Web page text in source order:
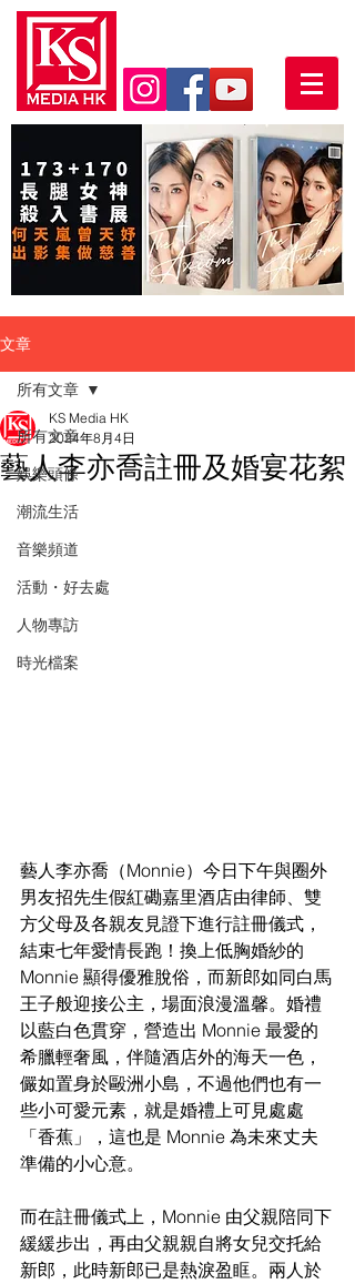
文章
所有文章
娛樂頭條
潮流生活
音樂頻道
活動・好去處
人物專訪
時光檔案
所有文章
藝人李亦喬註冊及婚宴花絮
KS Media HK
2024年8月4日
藝人李亦喬（Monnie）今日下午與圈外
男友招先生假紅磡嘉里酒店由律師、雙
方父母及各親友見證下進行註冊儀式，
結束七年愛情長跑！換上低胸婚紗的
Monnie 顯得優雅脫俗，而新郎如同白馬
王子般迎接公主，場面浪漫溫馨。婚禮
以藍白色貫穿，營造出 Monnie 最愛的
希臘輕奢風，伴隨酒店外的海天一色，
儼如置身於毆洲小島，不過他們也有一
些小可愛元素，就是婚禮上可見處處
「香蕉」，這也是 Monnie 為未來丈夫
準備的小心意。
而在註冊儀式上，Monnie 由父親陪同下
緩緩步出，再由父親親自將女兒交托給
新郎，此時新郎已是熱淚盈眶。兩人於